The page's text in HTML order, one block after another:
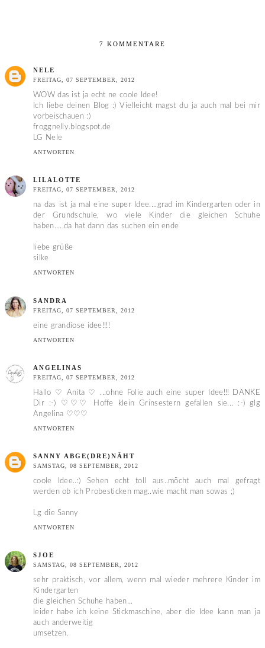
7 KOMMENTARE
NELE
FREITAG, 07 SEPTEMBER, 2012
WOW das ist ja echt ne coole Idee!
Ich liebe deinen Blog :) Vielleicht magst du ja auch mal bei mir
vorbeischauen :)
froggnelly.blogspot.de
LG Nele
ANTWORTEN
LILALOTTE
FREITAG, 07 SEPTEMBER, 2012
na das ist ja mal eine super Idee....grad im Kindergarten oder in
der Grundschule, wo viele Kinder die gleichen Schuhe
haben.....da hat dann das suchen ein ende
liebe grüße
silke
ANTWORTEN
SANDRA
FREITAG, 07 SEPTEMBER, 2012
eine grandiose idee!!!!
ANTWORTEN
ANGELINAS
FREITAG, 07 SEPTEMBER, 2012
Hallo ♡ Anita ♡ ...ohne Folie auch eine super Idee!!! DANKE
Dir :-) ♡♡♡ Hoffe klein Grinsestern gefallen sie... :-) glg
Angelina ♡♡♡
ANTWORTEN
SANNY ABGE(DRE)NÄHT
SAMSTAG, 08 SEPTEMBER, 2012
coole Idee..:) Sehen echt toll aus..möcht auch mal gefragt
werden ob ich Probesticken mag..wie macht man sowas ;)
Lg die Sanny
ANTWORTEN
SJOE
SAMSTAG, 08 SEPTEMBER, 2012
sehr praktisch, vor allem, wenn mal wieder mehrere Kinder im
Kindergarten
die gleichen Schuhe haben...
leider habe ich keine Stickmaschine, aber die Idee kann man ja
auch anderweitig
umsetzen.